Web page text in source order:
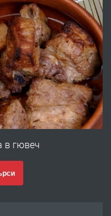
преди 1 ден
жилище за жена
537 426
преди 1 ден
Орфей
в гювеч